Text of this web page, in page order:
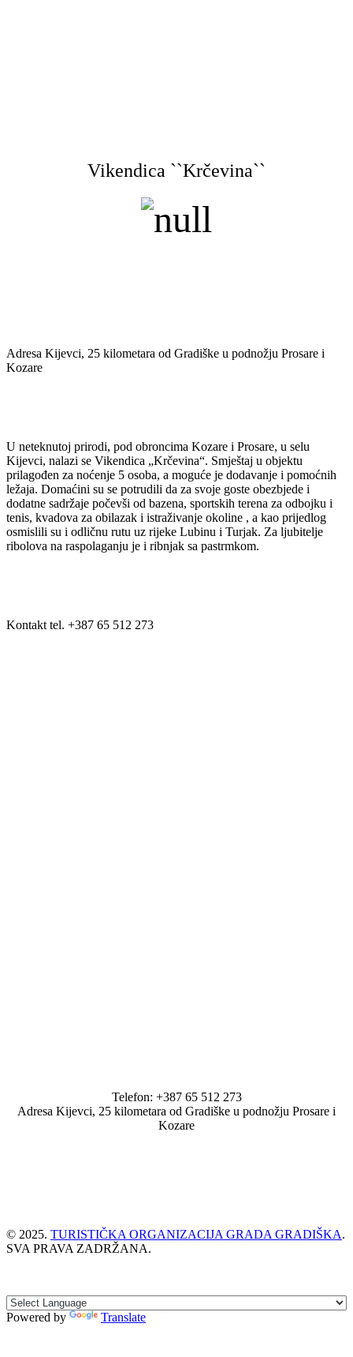
Vikendica ``Krčevina``
Adresa Kijevci, 25 kilometara od Gradiške u podnožju Prosare i
Kozare
U neteknutoj prirodi, pod obroncima Kozare i Prosare, u selu
Kijevci, nalazi se Vikendica „Krčevina“. Smještaj u objektu
prilagođen za noćenje 5 osoba, a moguće je dodavanje i pomoćnih
ležaja. Domaćini su se potrudili da za svoje goste obezbjede i
dodatne sadržaje počevši od bazena, sportskih terena za odbojku i
tenis, kvadova za obilazak i istraživanje okoline , a kao prijedlog
osmislili su i odličnu rutu uz rijeke Lubinu i Turjak. Za ljubitelje
ribolova na raspolaganju je i ribnjak sa pastrmkom.
Kontakt tel. +387 65 512 273
Telefon: +387 65 512 273
Adresa Kijevci, 25 kilometara od Gradiške u podnožju Prosare i
Kozare
© 2025. TURISTIČKA ORGANIZACIJA GRADA GRADIŠKA.
SVA PRAVA ZADRŽANA.
Powered by Translate